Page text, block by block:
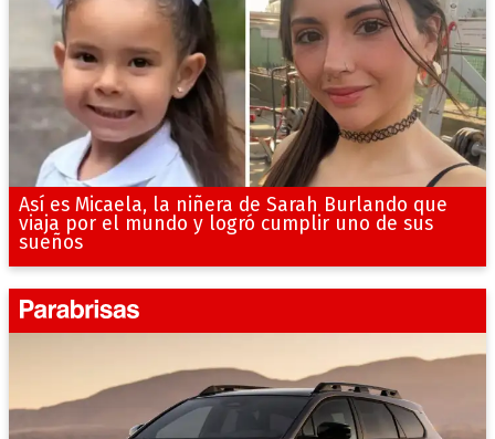
Así es Micaela, la niñera de Sarah Burlando que
viaja por el mundo y logró cumplir uno de sus
sueños